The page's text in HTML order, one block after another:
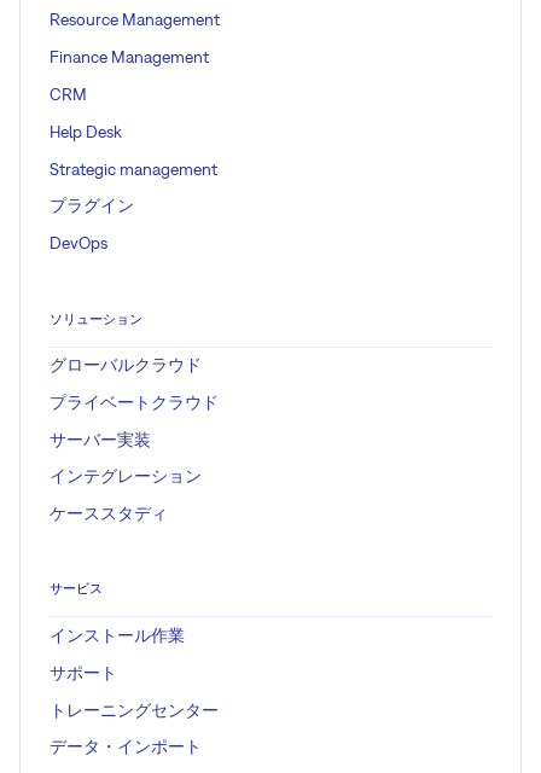
Resource Management
Finance Management
CRM
Help Desk
Strategic management
プラグイン
DevOps
ソリューション
グローバルクラウド
プライベートクラウド
サーバー実装
インテグレーション
ケーススタディ
サービス
インストール作業
サポート
トレーニングセンター
データ・インポート